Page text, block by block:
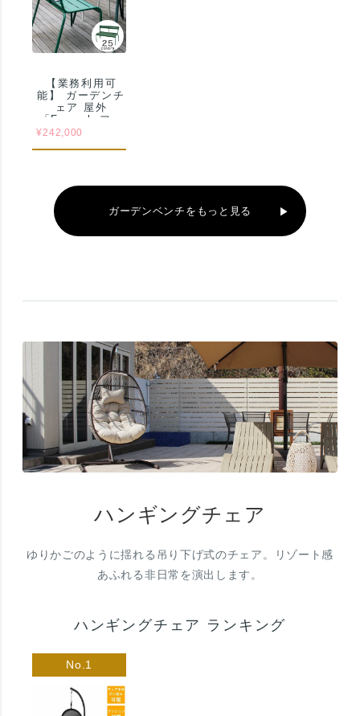
【業務利用可
能】 ガーデンチ
ェア 屋外
「Fermob フェ
ルモブ ルクセン
¥242,000
ガーデンベンチをもっと見る
ハンギングチェア
ゆりかごのように揺れる吊り下げ式のチェア。リゾート感
あふれる非日常を演出します。
ハンギングチェア ランキング